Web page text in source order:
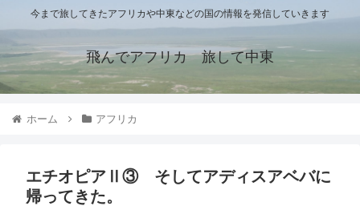
今まで旅してきたアフリカや中東などの国の情報を発信していきます
飛んでアフリカ 旅して中東
ホーム アフリカ
エチオピアⅡ③ そしてアディスアベバに
帰ってきた。